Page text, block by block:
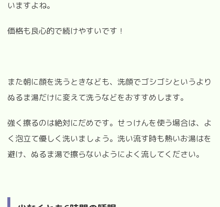
いますよね。
価格も良心的で続けやすいです！
また朝に顔を洗うときなども、洗顔でゴシゴシというより
ぬるま湯だけに変えて洗うなどをおすすめします。
強く擦るのは絶対にだめです。せっけんを使う場合は、よ
く泡立て優しく洗いましょう。洗い流す時も熱いお湯はを
避け、ぬるま湯で擦らないようによく流してください。